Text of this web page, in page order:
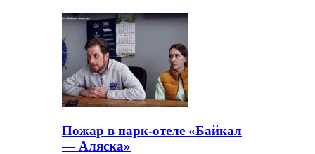
Пожар в парк-отеле «Байкал
— Аляска»